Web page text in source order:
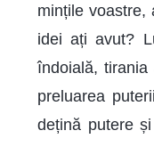
mințile voastre,
idei ați avut?
îndoială, tirania
preluarea
dețină putere